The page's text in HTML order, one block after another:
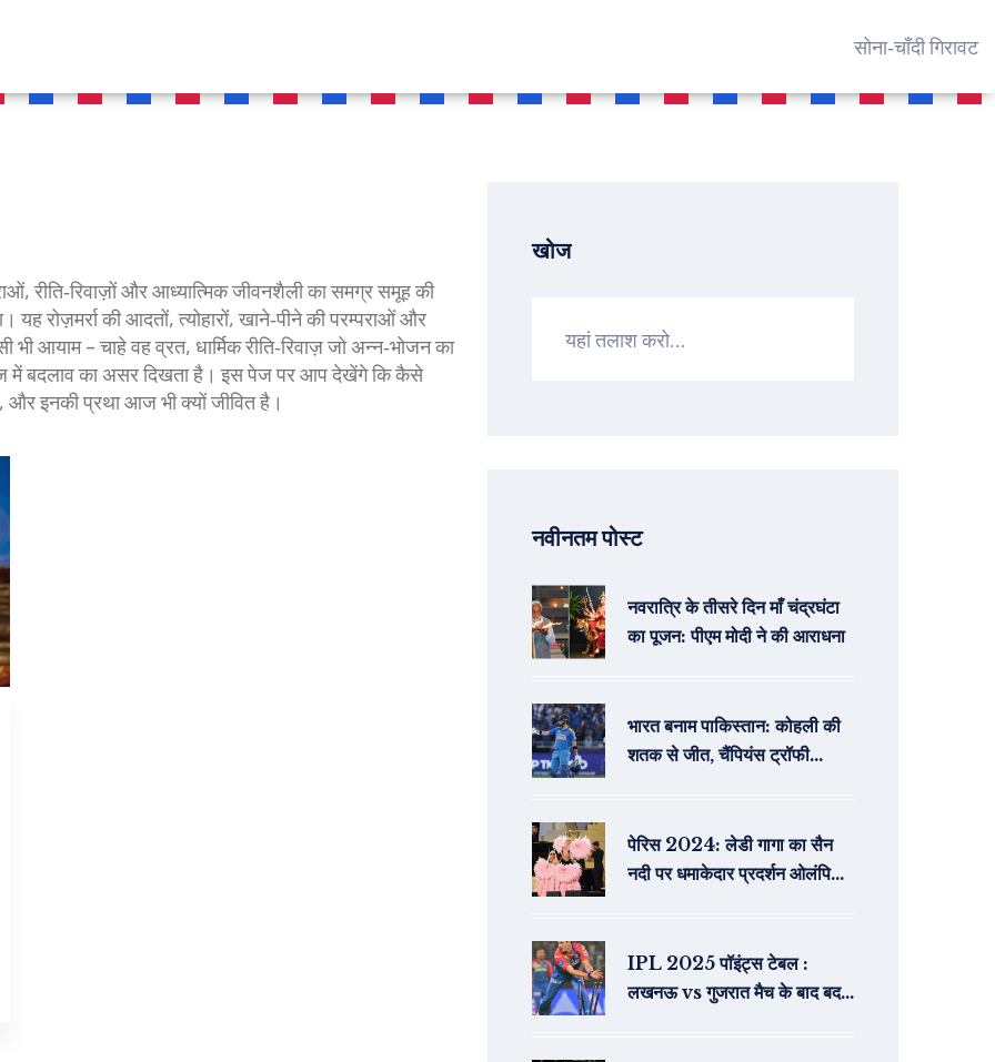
सोना‑चाँदी गिरावट
रीति‑रिवाज़ों और आध्यात्मिक जीवनशैली का समग्र समूहकी
यह रोज़मर्रा की आदतों, त्योहारों, खाने‑पीने की परम्पराओं और
भी आयाम – चाहे वहव्रत, धार्मिक रीति‑रिवाज़ जो अन्न‑भोजन का
में बदलाव का असर दिखता है। इस पेज पर आप देखेंगे कि कैसे
इनकी प्रथा आज भी क्यों जीवित है।
खोज
नवीनतम पोस्ट
नवरात्रि के तीसरे दिन माँ चंद्रघंटा
का पूजन: पीएम मोदी ने की आराधना
भारत बनाम पाकिस्तान: कोहली की
शतक से जीत, चैंपियंस ट्रॉफी
पेरिस 2024: लेडी गागा का सैन
नदी पर धमाकेदार प्रदर्शन ओलंपिक
IPL 2025 पॉइंट्स टेबल :
लखनऊ vs गुजरात मैच के बाद बदल